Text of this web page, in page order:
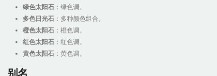
绿色太阳石 ：绿色调。
多色日光石 ：多种颜色组合。
橙色太阳石 ：橙色调。
红色太阳石 ：红色调。
黄色太阳石 ：黄色调。
别名